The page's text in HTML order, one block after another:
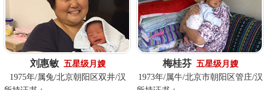
刘惠敏 五星级月嫂
1975年/属兔/北京朝阳区双井/汉
梅桂芬 五星级月嫂
1973年/属牛/北京市朝阳区管庄/汉